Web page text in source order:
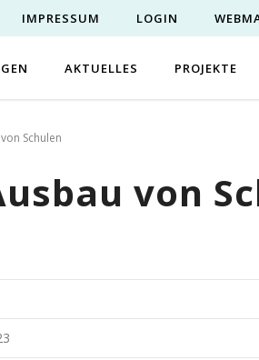
IMPRESSUM LOGIN
AKTUELLES PROJEKTE
Schulen
von